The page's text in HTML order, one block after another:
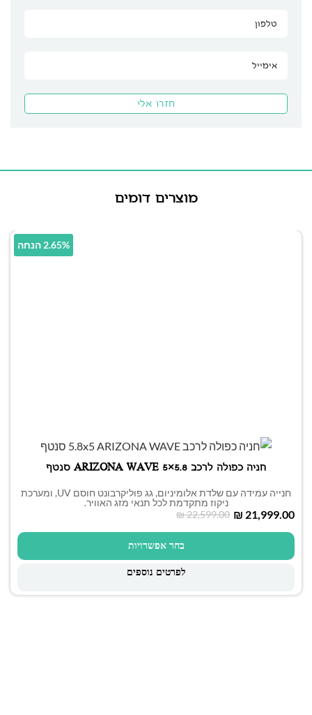
מוצרים דומים
2.65% הנחה
חניה כפולה לרכב 5.8×5 ARIZONA WAVE סנטף
חנייה עמידה עם שלדת אלומיניום, גג פוליקרבונט חוסם UV, ומערכת
ניקוז מתקדמת לכל תנאי מזג האוויר.
₪22,599.00 ₪ 21,999.00
בחר אפשרויות
לפרטים נוספים